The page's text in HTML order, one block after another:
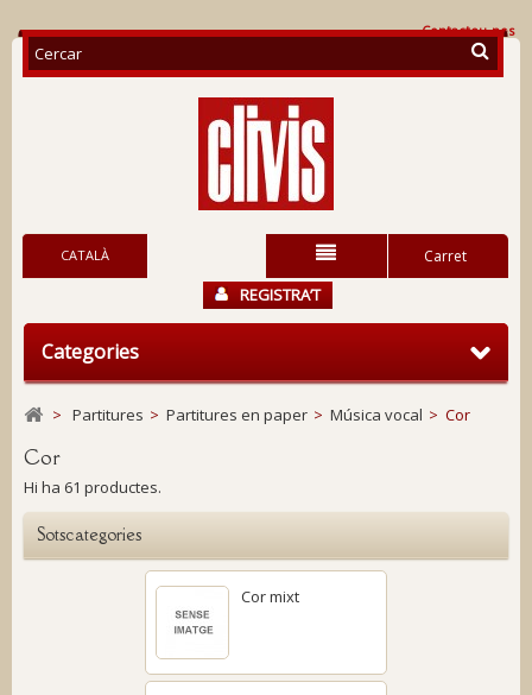
Contacteu-nos
Carret
CATALÀ
REGISTRA’T
Categories
> Partitures > Partitures en paper > Música vocal > Cor
Cor
Hi ha 61 productes.
Sotscategories
Cor mixt